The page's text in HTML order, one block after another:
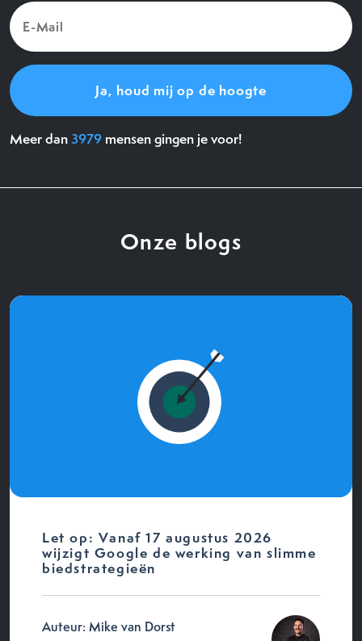
E-
Mail
(Vereist)
Meer dan3979 mensen gingen je voor!
Onze blogs
Let op: Vanaf 17 augustus 2026
wijzigt Google de werking van slimme
biedstrategieën
Auteur: Mike van Dorst